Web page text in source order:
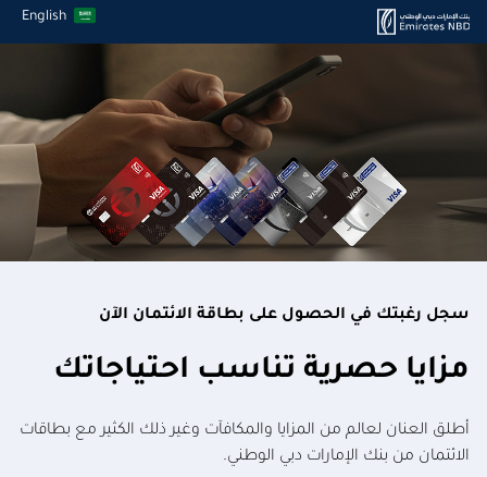
English
سجل رغبتك في الحصول على بطاقة الائتمان الآن
مزايا حصرية تناسب احتياجاتك
أطلق العنان لعالم من المزايا والمكافآت وغير ذلك الكثير مع بطاقات
الائتمان من بنك الإمارات دبي الوطني.